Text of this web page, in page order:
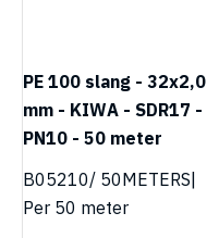
PE 100 slang - 32x2,0
mm - KIWA - SDR17 -
PN10 - 50 meter
B05210/ 50METERS|
Per 50 meter